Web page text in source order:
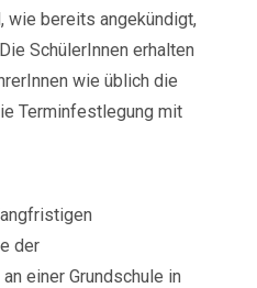
wie bereits angekündigt,
SchülerInnen erhalten
wie üblich die
Terminfestlegung mit
der
einer Grundschule in